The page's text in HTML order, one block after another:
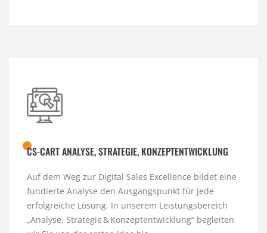
CS-CART ANALYSE, STRATEGIE, KONZEPTENTWICKLUNG
Auf dem Weg zur Digital Sales Excellence bildet eine
fundierte Analyse den Ausgangspunkt für jede
erfolgreiche Lösung. In unserem Leistungsbereich
„Analyse, Strategie & Konzeptentwicklung“ begleiten